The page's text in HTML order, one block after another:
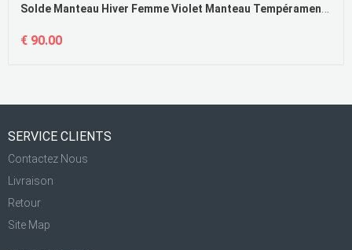
Solde Manteau Hiver Femme Violet Manteau Tempérament Slim De Laine Mode Pas Cher
€ 90.00
SERVICE CLIENTS
Contactez Nous
Livraison
Retour
Site Map